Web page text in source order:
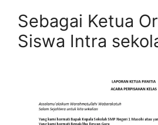
Sebagai Ketua
Siswa Intra